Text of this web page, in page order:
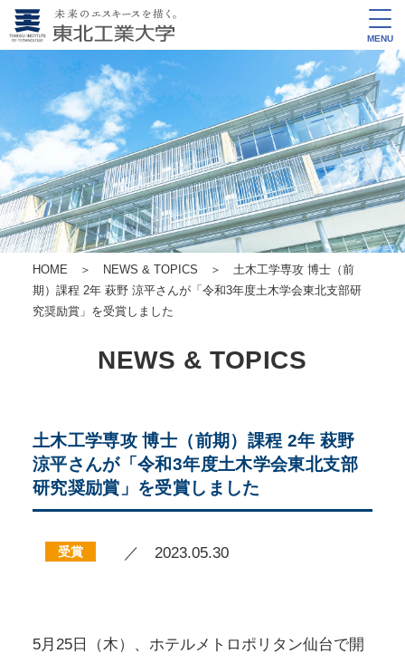
MENU
HOME ＞ NEWS & TOPICS ＞ 土木工学専攻 博士（前
期）課程 2年 萩野 涼平さんが「令和3年度土木学会東北支部研
究奨励賞」を受賞しました
NEWS & TOPICS
土木工学専攻 博士（前期）課程 2年 萩野
涼平さんが「令和3年度土木学会東北支部
研究奨励賞」を受賞しました
受賞 ／ 2023.05.30
5月25日（木）、ホテルメトロポリタン仙台で開